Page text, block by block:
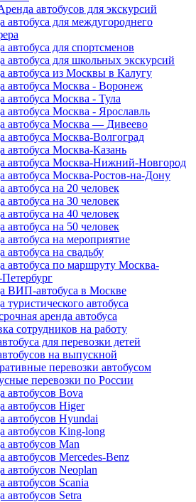
автобусов для экскурсий
автобуса для междугороднего
автобуса для спортсменов
автобуса для школьных экскурсий
автобуса из Москвы в Калугу
автобуса Москва - Воронеж
автобуса Москва - Тула
автобуса Москва - Ярославль
автобуса Москва — Дивеево
автобуса Москва-Волгоград
автобуса Москва-Казань
автобуса Москва-Нижний-Новгород
автобуса Москва-Ростов-на-Дону
автобуса на 20 человек
автобуса на 30 человек
автобуса на 40 человек
автобуса на 50 человек
автобуса на мероприятие
автобуса на свадьбу
автобуса по маршруту Москва-
ВИП-автобуса в Москве
туристического автобуса
аренда автобуса
сотрудников на работу
для перевозки детей
на выпускной
перевозки автобусом
перевозки по России
автобусов Bova
автобусов Higer
автобусов Hyundai
автобусов King-long
автобусов Man
автобусов Mercedes-Benz
автобусов Neoplan
автобусов Scania
автобусов Setra